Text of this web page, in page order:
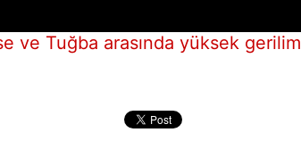
ve Tuğba arasında yüksek gerilim